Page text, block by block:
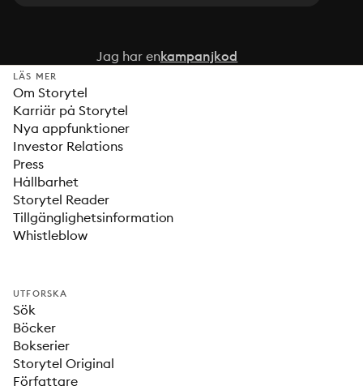
Jag har enkampanjkod
LÄS MER
Om Storytel
Karriär på Storytel
Nya appfunktioner
Investor Relations
Press
Hållbarhet
Storytel Reader
Tillgänglighetsinformation
Whistleblow
UTFORSKA
Sök
Böcker
Bokserier
Storytel Original
Författare